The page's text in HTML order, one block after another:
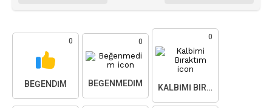
0
BEĞENDIM
0
BEĞENMEDIM
0
KALBIMI BIRAKTIM